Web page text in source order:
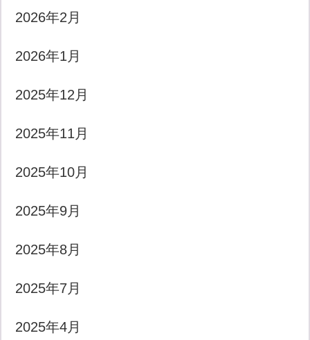
2026年2月
2026年1月
2025年12月
2025年11月
2025年10月
2025年9月
2025年8月
2025年7月
2025年4月